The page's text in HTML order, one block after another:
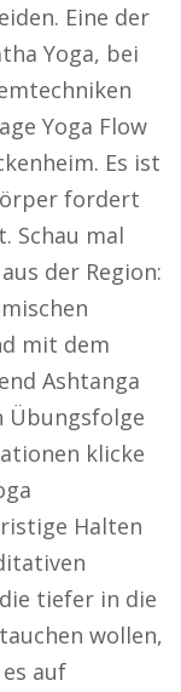
Eine der
Yoga, bei
Yoga Flow
Es ist
fordert
Schau mal
der Region:
mit dem
Ashtanga
Übungsfolge
klicke
Halten
tiefer in die
wollen,
auf